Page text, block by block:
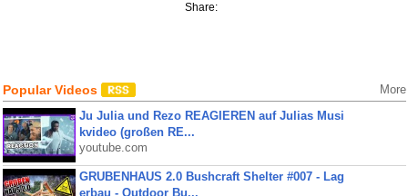
Share:
Popular Videos More
Ju Julia und Rezo REAGIEREN auf Julias Musi
kvideo (großen RE...
youtube.com
GRUBENHAUS 2.0 Bushcraft Shelter #007 - Lag
erbau - Outdoor Bu...